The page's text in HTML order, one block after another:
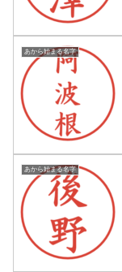
あから始まる名字
あから始まる名字